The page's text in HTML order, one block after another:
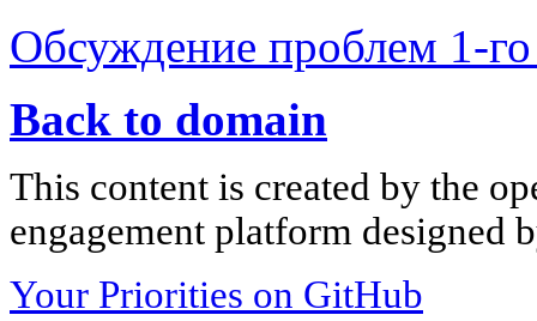
Обсуждение проблем 1-
Back to domain
This content is created by the
engagement platform designed
Your Priorities on GitHub